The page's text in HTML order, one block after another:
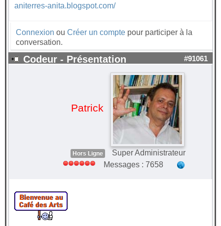
aniterres-anita.blogspot.com/
Connexion ou Créer un compte pour participer à la
conversation.
Codeur - Présentation #91061
Patrick
Hors Ligne
Super Administrateur
Messages : 7658